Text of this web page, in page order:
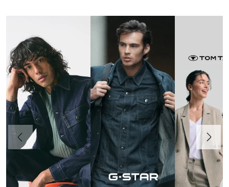
Předchozí Další